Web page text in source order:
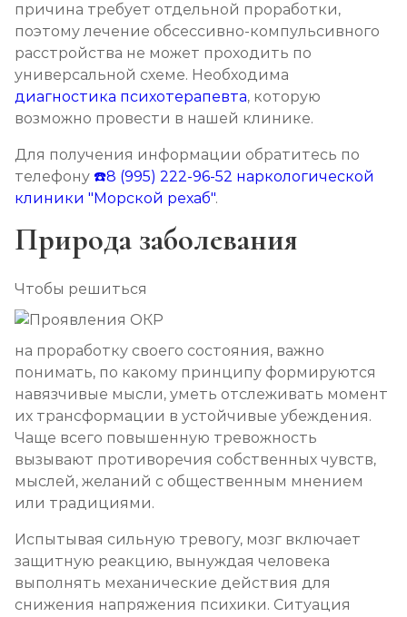
причина требует отдельной проработки,
поэтому лечение обсессивно-компульсивного
расстройства не может проходить по
универсальной схеме. Необходима
диагностика психотерапевта, которую
возможно провести в нашей клинике.
Для получения информации обратитесь по
телефону ☎️8 (995) 222-96-52 наркологической
клиники "Морской рехаб".
Природа заболевания
Чтобы решиться
на проработку своего состояния, важно
понимать, по какому принципу формируются
навязчивые мысли, уметь отслеживать момент
их трансформации в устойчивые убеждения.
Чаще всего повышенную тревожность
вызывают противоречия собственных чувств,
мыслей, желаний с общественным мнением
или традициями.
Испытывая сильную тревогу, мозг включает
защитную реакцию, вынуждая человека
выполнять механические действия для
снижения напряжения психики. Ситуация